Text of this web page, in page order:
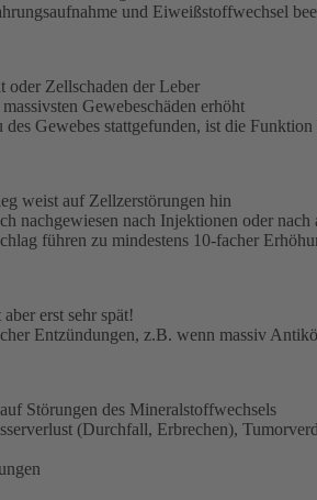
und Eiweißstoffwechsel
oder Zellschaden der Leber
Gewebeschäden erhöht
Gewebes stattgefunden, ist die
weist auf Zellzerstörungen hin
nachgewiesen nach Injektionen oder nach
führen zu mindestens 10-facher
erst sehr spät!
Entzündungen, z.B. wenn massiv
Störungen des Mineralstoffwechsels
(Durchfall, Erbrechen),